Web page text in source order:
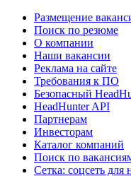
Размещение
Поиск по резюме
О компании
Наши вакансии
Реклама на сайте
Требования к ПО
Безопасный
HeadHunter API
Партнерам
Инвесторам
Каталог компаний
Поиск по
Сетка: соцсеть для